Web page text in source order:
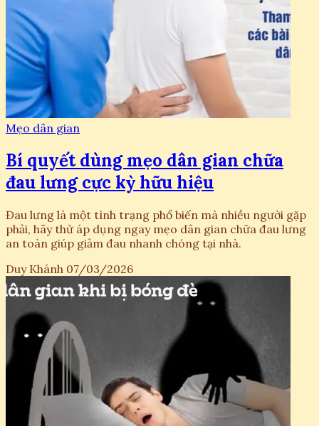
Mẹo dân gian
Bí quyết dùng mẹo dân gian chữa
đau lưng cực kỳ hữu hiệu
Đau lưng là một tình trạng phổ biến mà nhiều người gặp
phải, hãy thử áp dụng ngay mẹo dân gian chữa đau lưng
an toàn giúp giảm đau nhanh chóng tại nhà.
Duy Khánh 07/03/2026